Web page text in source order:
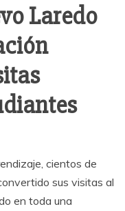
Laredo
cientos de
sus visitas al
en toda una